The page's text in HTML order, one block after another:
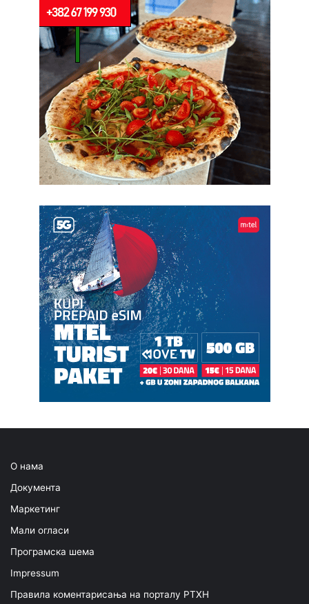
О нама
Документа
Маркетинг
Мали огласи
Програмска шема
Impressum
Правила коментарисања на порталу РТХН